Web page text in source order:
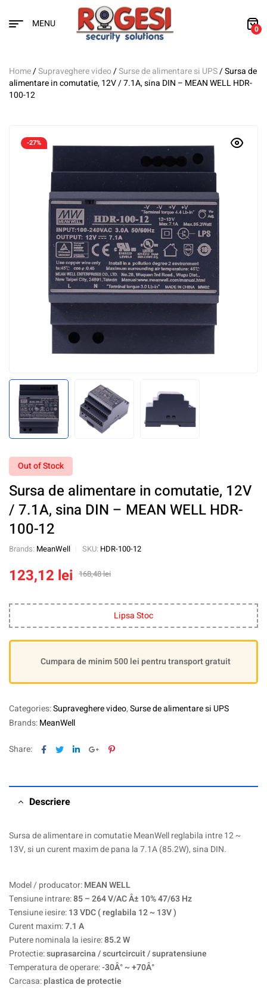
MENU 0
Home/Supraveghere video/Surse de alimentare si UPS/ Sursa de
alimentare in comutatie, 12V / 7.1A, sina DIN – MEAN WELL HDR-
100-12
-27%
Out of Stock
Sursa de alimentare in comutatie, 12V
/ 7.1A, sina DIN – MEAN WELL HDR-
100-12
Brands: MeanWell SKU: HDR-100-12
168,48lei
123,12 lei
Lipsa Stoc
Cumpara de minim 500 lei pentru transport gratuit
Categories:Supraveghere video,Surse de alimentare si UPS
Brands:MeanWell
Share: Facebook
TwitterLinkedinGoogle+Pinterest
Descriere
Sursa de alimentare in comutatie MeanWell reglabila intre 12 ~
13V, si un curent maxim de pana la 7.1A (85.2W), sina DIN.
Model / producator:MEAN WELL
Tensiune intrare:85 – 264 V/AC Â± 10% 47/63 Hz
Tensiune iesire:13 VDC ( reglabila 12 ~ 13V )
Curent maxim:7.1 A
Putere nominala la iesire:85.2 W
Protectie:suprasarcina / scurtcircuit / supratensiune
Temperatura de operare:-30Â° ~ +70Â°
Carcasa:plastica de protectie